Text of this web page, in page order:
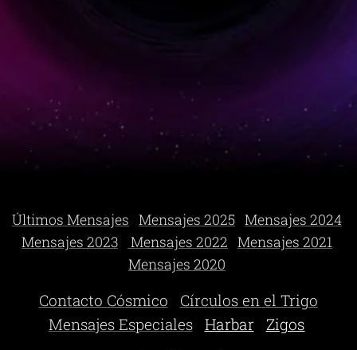
Últimos Mensajes Mensajes 2025 Mensajes 2024
Mensajes 2023
Mensajes 2022 Mensajes 2021
Mensajes 2020
Contacto Cósmico
Círculos en el Trigo
Mensajes Especiales
Harbar Zigos